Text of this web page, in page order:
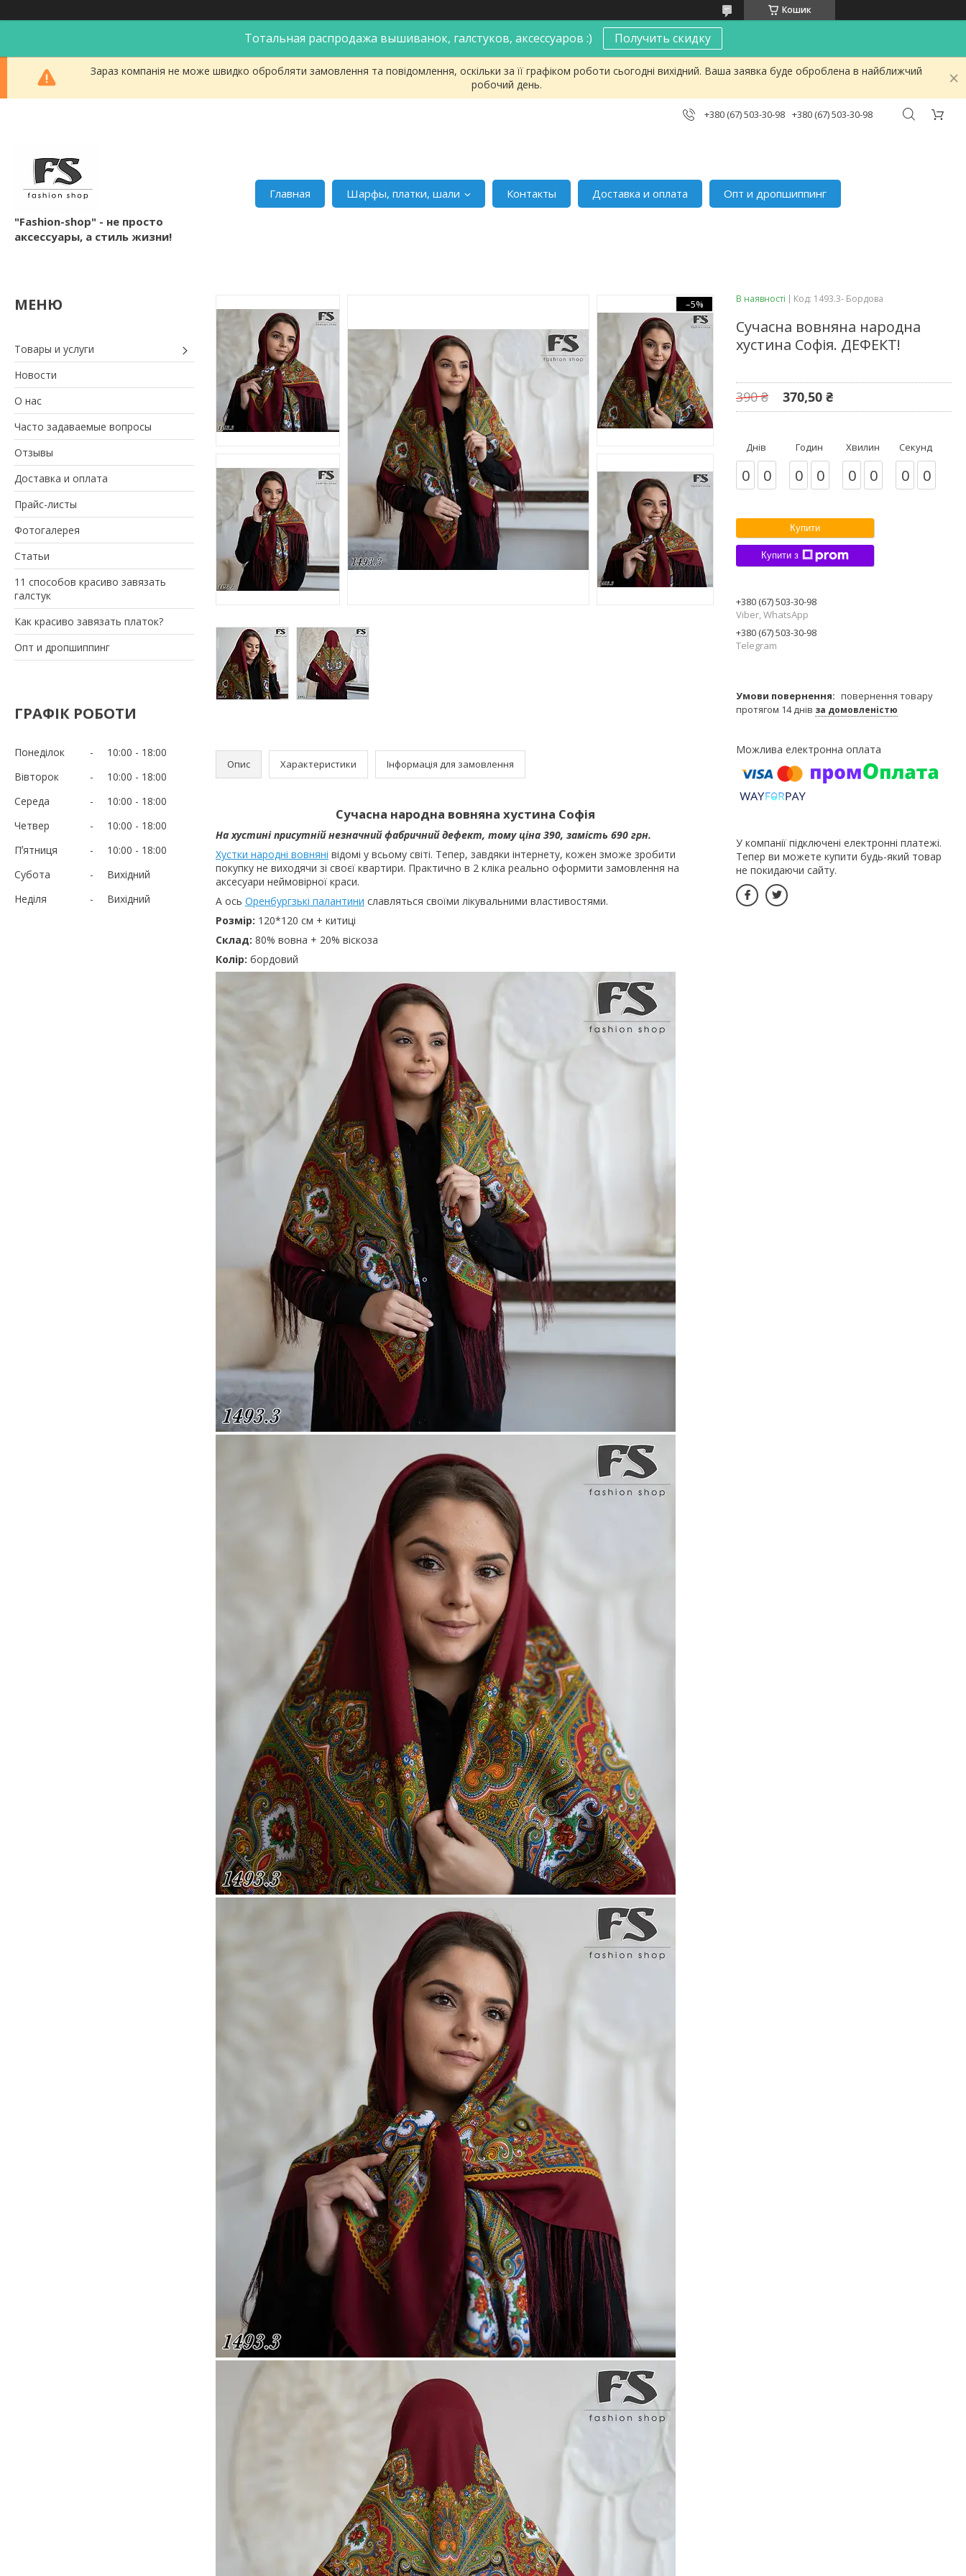
Кошик
Тотальная распродажа вышиванок, галстуков, аксессуаров :) Получить скидку
Зараз компанія не може швидко обробляти замовлення та повідомлення, оскільки за її графіком роботи сьогодні вихідний. Ваша заявка буде оброблена в найближчий
робочий день.
+380 (67) 503-30-98 +380 (67) 503-30-98
"Fashion-shop" - не просто
аксессуары, а стиль жизни!
Главная Шарфы, платки, шали Контакты Доставка и оплата Опт и дропшиппинг
Товары и услуги
Новости
О нас
Часто задаваемые вопросы
Отзывы
Доставка и оплата
Прайс-листы
Фотогалерея
Статьи
11 способов красиво завязать
галстук
Как красиво завязать платок?
Опт и дропшиппинг
ГРАФІК РОБОТИ
Понеділок 10:00
18:00
Вівторок
10:00
18:00
Середа
10:00
18:00
Четвер
10:00
18:00
Пʼятниця
10:00
18:00
Субота
Вихідний
Неділя
Вихідний
–5%
Опис Характеристики Інформація для замовлення
Сучасна народна вовняна хустина Софія
На хустині присутній незначний фабричний дефект, тому ціна 390, замість 690 грн.
Хустки народні вовняні відомі у всьому світі. Тепер, завдяки інтернету, кожен зможе зробити
покупку не виходячи зі своєї квартири. Практично в 2 кліка реально оформити замовлення на
аксесуари неймовірної краси.
А ось Оренбургзькі палантини славляться своїми лікувальними властивостями.
Розмір: 120*120 см + китиці
Склад: 80% вовна + 20% віскоза
Колір: бордовий
В наявності Код: 1493.3- Бордова
Сучасна вовняна народна
хустина Софія. ДЕФЕКТ!
390 ₴ 370,50 ₴
Днів
0 0
Годин
0 0
Хвилин
0 0
Секунд
0 0
Купити
Купити з
+380 (67) 503-30-98
Viber, WhatsApp
+380 (67) 503-30-98
Telegram
повернення товару
протягом 14 днів за домовленістю
У компанії підключені електронні платежі.
Тепер ви можете купити будь-який товар
не покидаючи сайту.